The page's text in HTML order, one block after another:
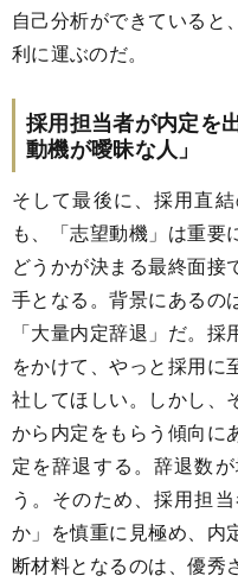
自己分析ができていると
利に運ぶのだ。
採用担当者が内定を
動機が曖昧な人」
そして最後に、採用直
も、「志望動機」は重要
どうかが決まる最終面接
手となる。背景にあるの
「大量内定辞退」だ。
をかけて、やっと採用に
社してほしい。しかし、
から内定をもらう傾向に
定を辞退する。辞退数
う。そのため、採用担
か」を慎重に見極め、内
断材料となるのは、優秀